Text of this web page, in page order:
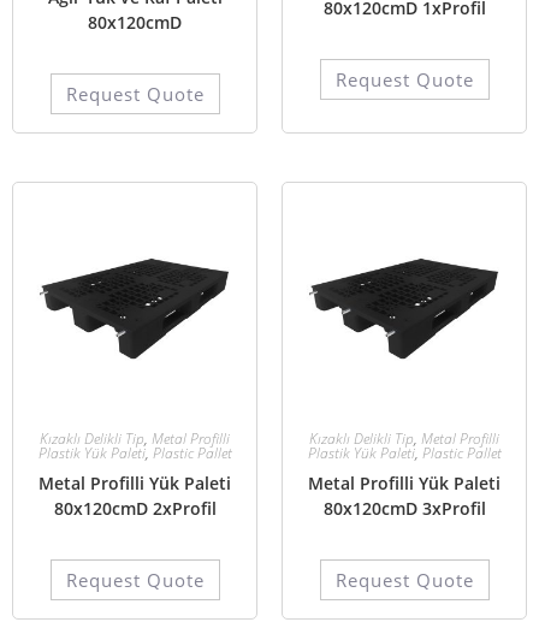
80x120cmD
Request Quote
80x120cmD 1xProfil
Request Quote
Kızaklı Delikli Tip, Metal Profilli
Plastik Yük Paleti, Plastic Pallet
Metal Profilli Yük Paleti
80x120cmD 2xProfil
Request Quote
Kızaklı Delikli Tip, Metal Profilli
Plastik Yük Paleti, Plastic Pallet
Metal Profilli Yük Paleti
80x120cmD 3xProfil
Request Quote